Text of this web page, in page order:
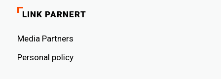
LINK PARNERT
Media Partners
Personal policy